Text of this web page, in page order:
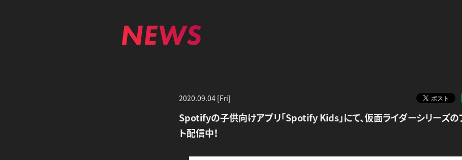
NEWS
2020.09.04 [Fri]
Spotifyの子供向けアプリ「Spotify Kids」にて、仮面ライダーシリーズの
ト配信中！